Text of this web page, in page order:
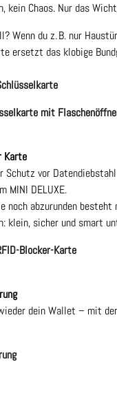
kein Chaos. Nur das
Wenn du z. B. nur
ersetzt das klobige
mit
Karte
Schutz vor
MINI DELUXE.
noch abzurunden
klein, sicher und smart
Blocker-Karte
dein Wallet – mit